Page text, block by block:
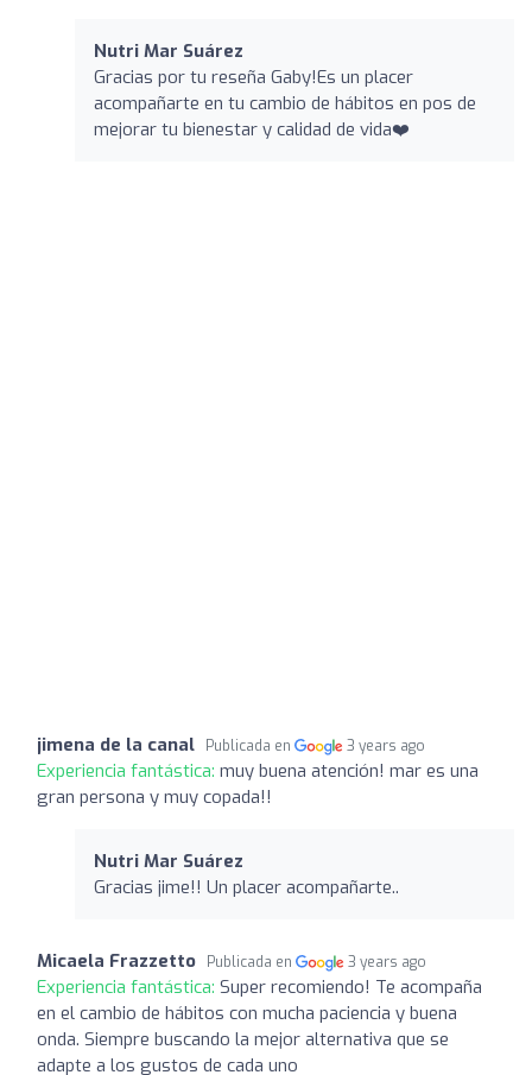
Nutri Mar Suárez ️
Gracias por tu reseña Gaby!Es un placer
acompañarte en tu cambio de hábitos en pos de
mejorar tu bienestar y calidad de vida❤️
jimena de la canal Publicada en 3 years ago
Experiencia fantástica: muy buena atención! mar es una
gran persona y muy copada!!
Nutri Mar Suárez ️
Gracias jime!! Un placer acompañarte..
Micaela Frazzetto Publicada en 3 years ago
Experiencia fantástica: Super recomiendo! Te acompaña
en el cambio de hábitos con mucha paciencia y buena
onda. Siempre buscando la mejor alternativa que se
adapte a los gustos de cada uno